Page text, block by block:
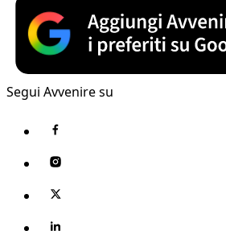
Segui Avvenire su